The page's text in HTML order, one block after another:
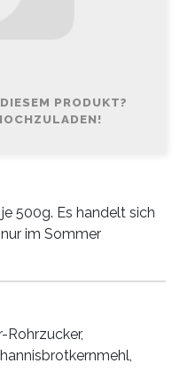
PRODUKT?
500g. Es handelt sich
im Sommer
Rohrzucker,